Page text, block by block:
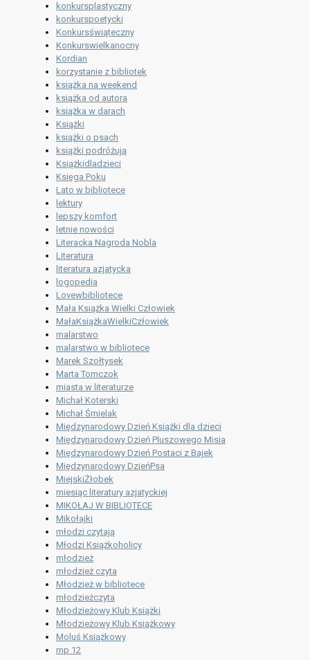
konkursplastyczny
konkurspoetycki
Konkursświąteczny
Konkurswielkanocny
Kordian
korzystanie z bibliotek
książka na weekend
książka od autora
książka w darach
Książki
książki o psach
książki podróżują
Książkidladzieci
Księga Poku
Lato w bibliotece
lektury
lepszy komfort
letnie nowości
Literacka Nagroda Nobla
Literatura
literatura azjatycka
logopedia
Lovewbibliotece
Mała Książka Wielki Człowiek
MałaKsiążkaWielkiCzłowiek
malarstwo
malarstwo w bibliotece
Marek Szołtysek
Marta Tomczok
miasta w literaturze
Michał Koterski
Michał Śmielak
Międzynarodowy Dzień Książki dla dzieci
Międzynarodowy Dzień Pluszowego Misia
Międzynarodowy Dzień Postaci z Bajek
Międzynarodowy DzieńPsa
MiejskiŻłobek
miesiąc literatury azjatyckiej
MIKOŁAJ W BIBLIOTECE
Mikołajki
młodzi czytają
Młodzi Książkoholicy
młodzież
młodzież czyta
Młodzież w bibliotece
młodzieżczyta
Młodzieżowy Klub Książki
Młodzieżowy Klub Książkowy
Moluś Książkowy
mp 12